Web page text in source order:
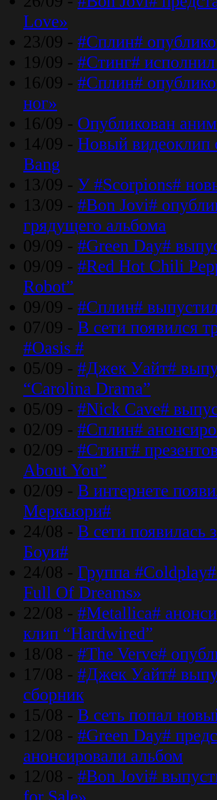
Love»
23/09 - #Сплин#
19/09 - #Стинг#
16/09 - #Сплин#
ног»
16/09 - Опубликован
14/09 - Новый видеоклип
Bang
13/09 - У #Scorpions#
13/09 - #Bon Jovi#
грядущего альбома
09/09 - #Green Day#
09/09 - #Red Hot Chili
Robot”
09/09 - #Сплин#
07/09 - В сети появился
#Oasis #
05/09 - #Джек Уайт#
“Carolina Drama”
05/09 - #Nick Cave#
02/09 - #Сплин#
02/09 - #Стинг#
About You”
02/09 - В интернете
Меркьюри#
24/08 - В сети появилась
Боуи#
24/08 - Группа
Full Of Dreams»
22/08 - #Metallica#
клип “Hardwired”
18/08 - #The Verve#
17/08 - #Джек Уайт#
сборник
15/08 - В сеть попал
12/08 - #Green Day#
анонсировали альбом
12/08 - #Bon Jovi#